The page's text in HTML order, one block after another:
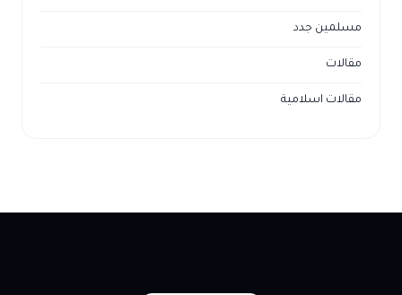
مسلمين جدد
مقالات
مقالات اسلامية